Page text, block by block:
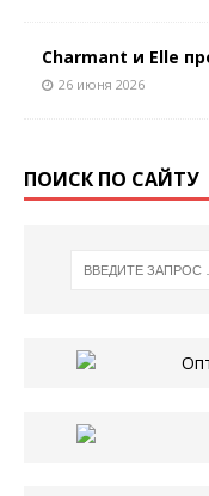
Charmant и Elle
26 июня 2026
ПОИСК ПО САЙТУ